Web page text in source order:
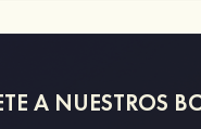
A NUESTROS